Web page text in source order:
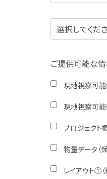
ご提供可能な情
現地視察可能
現地視察可能
プロジェクト
物量データ（
レイアウト①